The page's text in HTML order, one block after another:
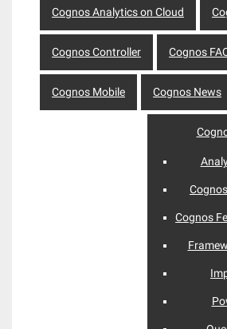
Cognos Analytics on Cloud
Cognos Controller Cognos
Cognos Mobile Cognos News
Cognos